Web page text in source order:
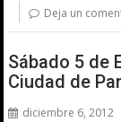
Deja un
Sábado 5 de
Ciudad de
diciembre 6, 2012